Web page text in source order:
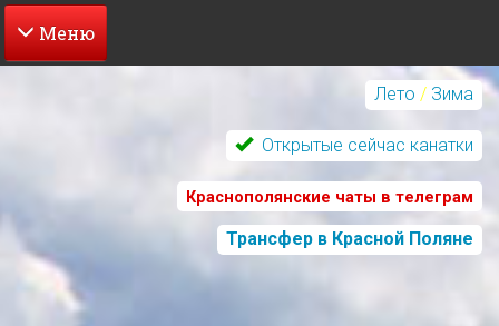
Перейти
Лето / Зима
Открытые сейчас канатки
Краснополянские чаты в телеграм
Трансфер в Красной Поляне